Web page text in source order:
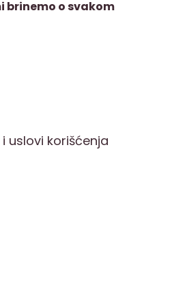
brinemo o svakom
uslovi korišćenja